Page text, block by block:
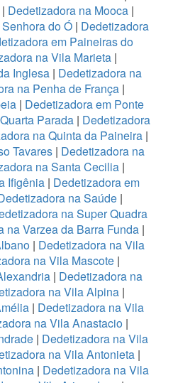
| Dedetizadora na Mooca |
do Ó| Dedetizadora
em Paineiras do
na Vila Marieta|
Inglesa | Dedetizadora na
na Penha de França |
| Dedetizadora em Ponte
Parada | Dedetizadora
na Quinta da Paineira |
Tavares | Dedetizadora na
na Santa Cecilia|
Ifigênia | Dedetizadora em
na Saúde|
na Super Quadra
na Varzea da Barra Funda |
| Dedetizadora na Vila
na Vila Mascote |
| Dedetizadora na
na Vila Alpina |
| Dedetizadora na Vila
na Vila Anastacio |
| Dedetizadora na Vila
na Vila Antonieta |
| Dedetizadora na Vila